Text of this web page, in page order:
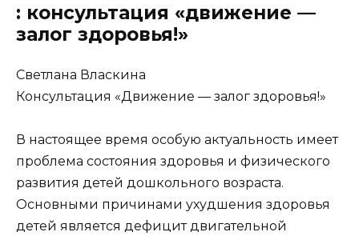
: консультация «движение —
залог здоровья!»
Светлана Власкина
Консультация «Движение — залог здоровья!»
В настоящее время особую актуальность имеет
проблема состояния здоровья и физического
развития детей дошкольного возраста.
Основными причинами ухудшения здоровья
детей является дефицит двигательной